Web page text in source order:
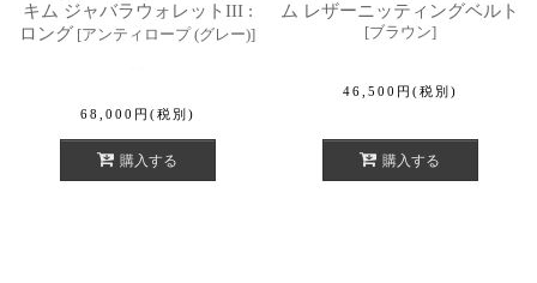
キム ジャバラウォレットIII :
ロング [アンティロープ (グレー)]
68,000 円 (税別)
購入する
ム レザーニッティングベルト
[ブラウン]
46,500 円 (税別)
購入する